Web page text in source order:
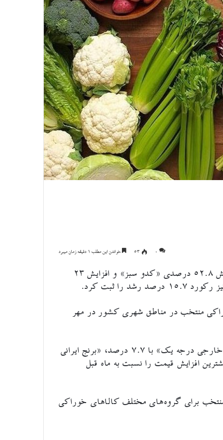
۰ 53 خواندن این مطلب 1 دقیقه زمان میبرد
طبق اعلام مرکز آمار، تورم خوراکی‌ها در مهر ماه با جهش ۵۲.۸ درصدی «کدو سبز» و افزایش ۲۳
را ثبت کرد.
منتخب در مناطق شهری کشور در مهر
طبق اعلام مرکز آمار، در گروه نان و غلات، اقلام «برنج خارجی درجه یک» با ۷.۷ درصد، «برنج ایرانی
و «رشته آش» با ۵.۲ درصد بیشترین افزایش قیمت را نسبت به ماه قبل
خوراکی منتخب برای گروه‌های مختلف کالا‌های خوراکی